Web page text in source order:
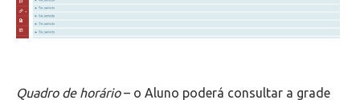
Quadro de horário– o Aluno poderá consultar a grade